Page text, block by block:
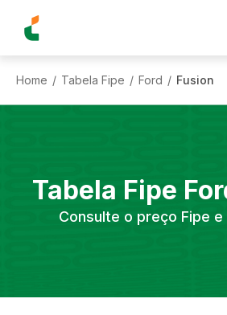
Home / Tabela Fipe / Ford / Fusion
Tabela Fipe
Consulte o preço Fipe e